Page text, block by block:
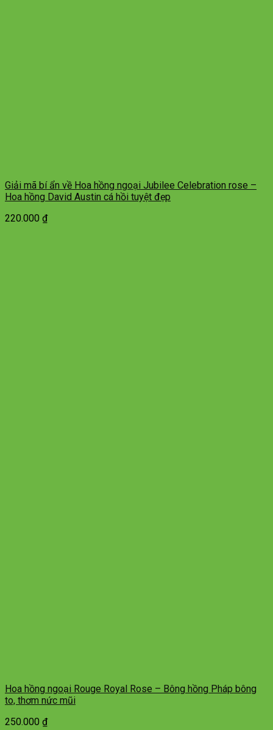
Giải mã bí ẩn về Hoa hồng ngoại Jubilee Celebration rose –
Hoa hồng David Austin cá hồi tuyệt đẹp
220.000 ₫
Hoa hồng ngoại Rouge Royal Rose – Bông hồng Pháp bông
to, thơm nức mũi
250.000 ₫